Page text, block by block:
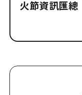
火節資訊匯總